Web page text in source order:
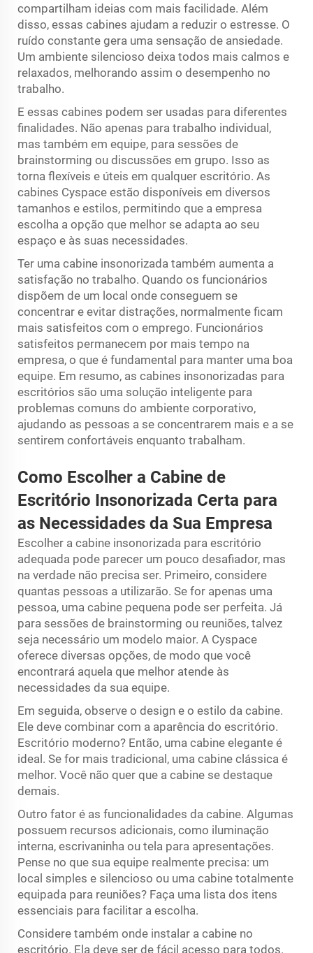
compartilham ideias com mais facilidade. Além
disso, essas cabines ajudam a reduzir o estresse. O
ruído constante gera uma sensação de ansiedade.
Um ambiente silencioso deixa todos mais calmos e
relaxados, melhorando assim o desempenho no
trabalho.
E essas cabines podem ser usadas para diferentes
finalidades. Não apenas para trabalho individual,
mas também em equipe, para sessões de
brainstorming ou discussões em grupo. Isso as
torna flexíveis e úteis em qualquer escritório. As
cabines Cyspace estão disponíveis em diversos
tamanhos e estilos, permitindo que a empresa
escolha a opção que melhor se adapta ao seu
espaço e às suas necessidades.
Ter uma cabine insonorizada também aumenta a
satisfação no trabalho. Quando os funcionários
dispõem de um local onde conseguem se
concentrar e evitar distrações, normalmente ficam
mais satisfeitos com o emprego. Funcionários
satisfeitos permanecem por mais tempo na
empresa, o que é fundamental para manter uma boa
equipe. Em resumo, as cabines insonorizadas para
escritórios são uma solução inteligente para
problemas comuns do ambiente corporativo,
ajudando as pessoas a se concentrarem mais e a se
sentirem confortáveis enquanto trabalham.
Como Escolher a Cabine de
Escritório Insonorizada Certa para
as Necessidades da Sua Empresa
Escolher a cabine insonorizada para escritório
adequada pode parecer um pouco desafiador, mas
na verdade não precisa ser. Primeiro, considere
quantas pessoas a utilizarão. Se for apenas uma
pessoa, uma cabine pequena pode ser perfeita. Já
para sessões de brainstorming ou reuniões, talvez
seja necessário um modelo maior. A Cyspace
oferece diversas opções, de modo que você
encontrará aquela que melhor atende às
necessidades da sua equipe.
Em seguida, observe o design e o estilo da cabine.
Ele deve combinar com a aparência do escritório.
Escritório moderno? Então, uma cabine elegante é
ideal. Se for mais tradicional, uma cabine clássica é
melhor. Você não quer que a cabine se destaque
demais.
Outro fator é as funcionalidades da cabine. Algumas
possuem recursos adicionais, como iluminação
interna, escrivaninha ou tela para apresentações.
Pense no que sua equipe realmente precisa: um
local simples e silencioso ou uma cabine totalmente
equipada para reuniões? Faça uma lista dos itens
essenciais para facilitar a escolha.
Considere também onde instalar a cabine no
escritório. Ela deve ser de fácil acesso para todos.